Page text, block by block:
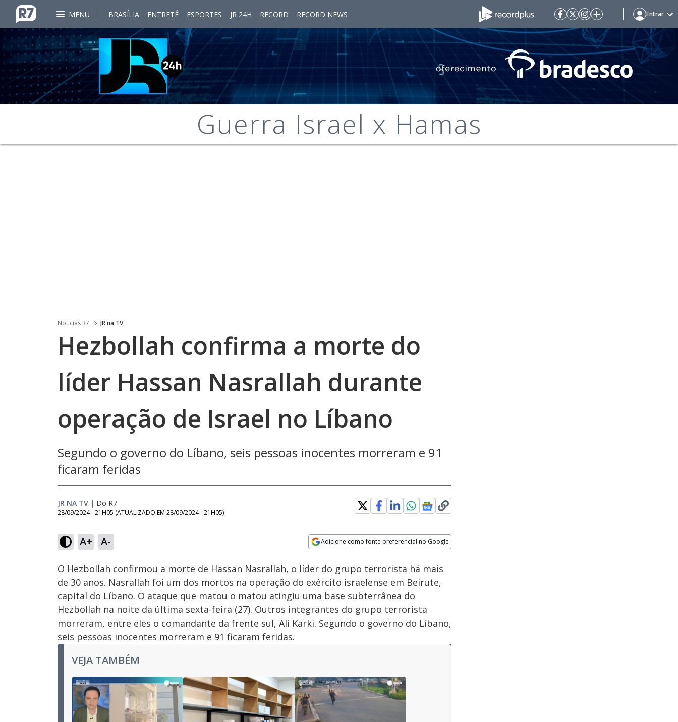
MENU BRASÍLIA ENTRETÊ ESPORTES JR 24H RECORD RECORD NEWS Entrar
Guerra Israel x Hamas
Noticias R7 JR na TV
Hezbollah confirma a morte do
líder Hassan Nasrallah durante
operação de Israel no Líbano
Segundo o governo do Líbano, seis pessoas inocentes morreram e 91
ficaram feridas
JR NA TV | Do R7
28/09/2024 - 21H05 (ATUALIZADO EM 28/09/2024 - 21H05)
A+ A- Adicione como fonte preferencial no Google
Ativar
Som
Velocidade
O Hezbollah confirmou a morte de Hassan Nasrallah, o líder do grupo terrorista há mais
de 30 anos. Nasrallah foi um dos mortos na operação do exército israelense em Beirute,
capital do Líbano. O ataque que matou o matou atingiu uma base subterrânea do
Hezbollah na noite da última sexta-feira (27). Outros integrantes do grupo terrorista
morreram, entre eles o comandante da frente sul, Ali Karki. Segundo o governo do Líbano,
seis pessoas inocentes morreram e 91 ficaram feridas.
VEJA TAMBÉM